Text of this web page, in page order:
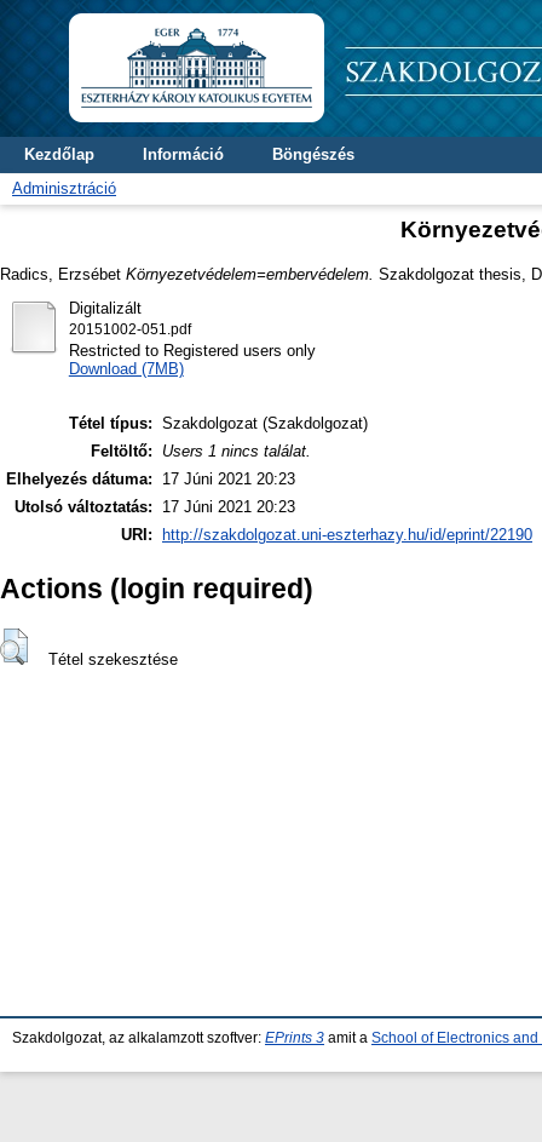
Kezdőlap Információ
Böngészés
Adminisztráció
Radics, Erzsébet Környezetvédelem=embervédelem. Szakdolgozat thesis,
Digitalizált
20151002-051.pdf
Restricted to Registered users only
Download (7MB)
Tétel típus: Szakdolgozat (Szakdolgozat)
Feltöltő:
Users 1 nincs találat.
Elhelyezés dátuma:
17 Júni 2021 20:23
Utolsó változtatás:
17 Júni 2021 20:23
URI:
http://szakdolgozat.uni-eszterhazy.hu/id/eprint/22190
Actions (login required)
Tétel szekesztése
Szakdolgozat, az alkalamzott szoftver: EPrints 3 amit a School of Electronics